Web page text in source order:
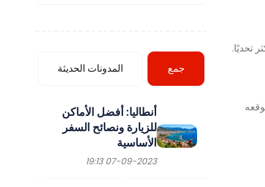
تحديًا.
جمع المدونات الحديثة
أنطاليا: أفضل الأماكن
للزيارة ونصائح السفر
الأساسية
07-09-2023 19:13